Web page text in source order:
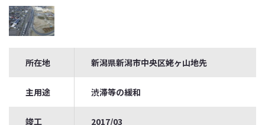
所在地 新潟県新潟市中央区姥ヶ山地先
主用途 渋滞等の緩和
竣工 2017/03